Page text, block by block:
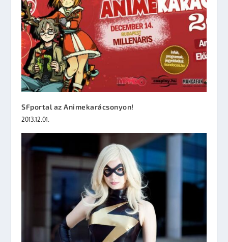
SFportal az Animekarácsonyon!
2013.12.01.